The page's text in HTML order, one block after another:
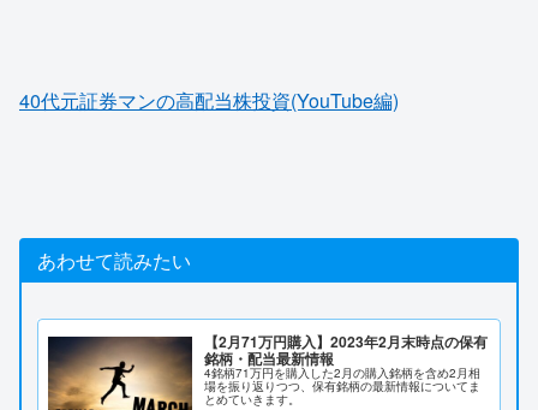
40代元証券マンの高配当株投資(YouTube編)
あわせて読みたい
【2月71万円購入】2023年2月末時点の保有
銘柄・配当最新情報
4銘柄71万円を購入した2月の購入銘柄を含め2月相
場を振り返りつつ、保有銘柄の最新情報についてま
とめていきます。